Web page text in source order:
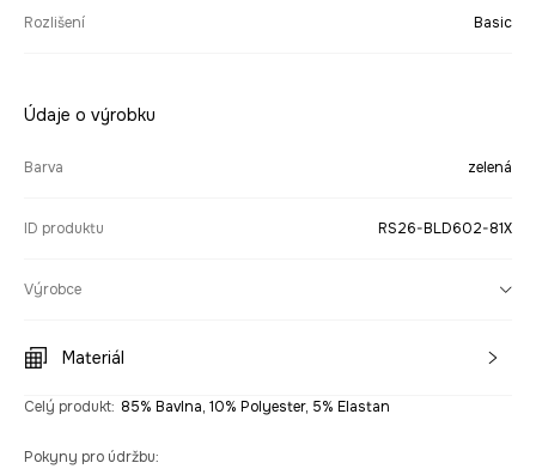
Rozlišení Basic
Údaje o výrobku
Barva zelená
ID produktu RS26-BLD602-81X
Výrobce
Materiál
Celý produkt: 85% Bavlna, 10% Polyester, 5% Elastan
Pokyny pro údržbu: